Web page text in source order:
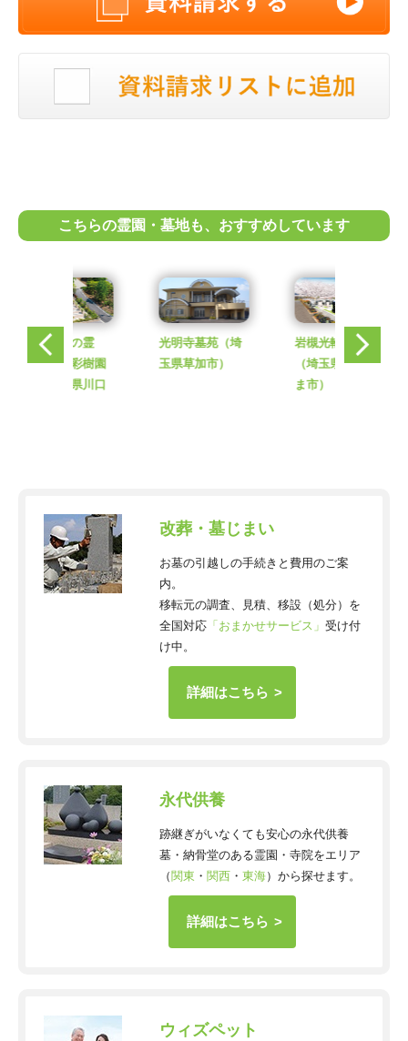
こちらの霊園・墓地も、おすすめしています
川口 緑の霊
園 安行彩樹園
（埼玉県川口
光明寺墓苑（埼
玉県草加市）
岩槻光輪浄苑
（埼玉県さいた
ま市）
改葬・墓じまい
お墓の引越しの手続きと費用のご案
内。
移転元の調査、見積、移設（処分）を
全国対応「おまかせサービス」 受け付
け中。
詳細はこちら
永代供養
跡継ぎがいなくても安心の永代供養
墓・納骨堂のある霊園・寺院をエリア
（ 関東 ・ 関西・ 東海）から探せます。
詳細はこちら
ウィズペット